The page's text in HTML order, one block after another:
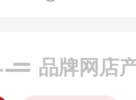
品牌网店